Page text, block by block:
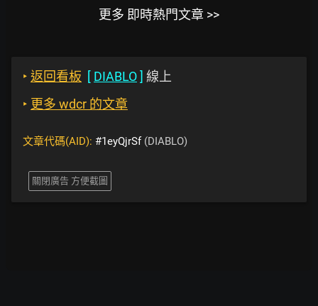
更多 即時熱門文章 >>
‣ 返回看板 [ DIABLO] 線上
‣ 更多 wdcr 的文章
文章代碼(AID): #1eyQjrSf(DIABLO)
關閉廣告 方便截圖